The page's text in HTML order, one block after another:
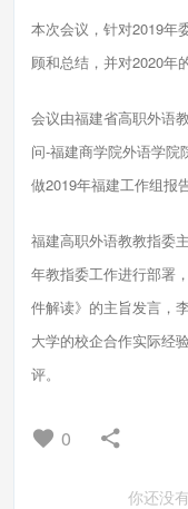
本次会议，针对2019年
顾和总结，并对2020年
会议由福建省高职外语
问-福建商学院外语学
做2019年福建工作组报告
福建高职外语教教指委
年教指委工作进行部署
件解读》的主旨发言，
大学的校企合作实际经
评。
0
你还没